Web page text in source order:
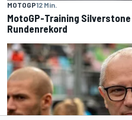
MOTOGP12 Min.
MotoGP-Training
Rundenrekord